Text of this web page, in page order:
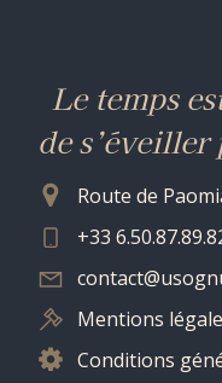
Le temps
de
Route de
+33
Mentions
Conditions